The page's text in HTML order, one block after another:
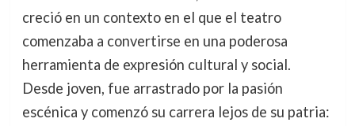
creció en un contexto en el que el teatro
comenzaba a convertirse en una poderosa
herramienta de expresión cultural y social.
Desde joven, fue arrastrado por la pasión
escénica y comenzó su carrera lejos de su patria: